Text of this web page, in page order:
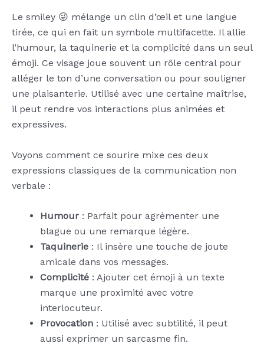
Le smiley 😜 mélange un clin d’œil et une langue
tirée, ce qui en fait un symbole multifacette. Il allie
l’humour, la taquinerie et la complicité dans un seul
émoji. Ce visage joue souvent un rôle central pour
alléger le ton d’une conversation ou pour souligner
une plaisanterie. Utilisé avec une certaine maîtrise,
il peut rendre vos interactions plus animées et
expressives.
Voyons comment ce sourire mixe ces deux
expressions classiques de la communication non
verbale :
Humour : Parfait pour agrémenter une
blague ou une remarque légère.
Taquinerie : Il insère une touche de joute
amicale dans vos messages.
Complicité : Ajouter cet émoji à un texte
marque une proximité avec votre
interlocuteur.
Provocation : Utilisé avec subtilité, il peut
aussi exprimer un sarcasme fin.